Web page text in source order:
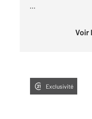
...
Exclusivité